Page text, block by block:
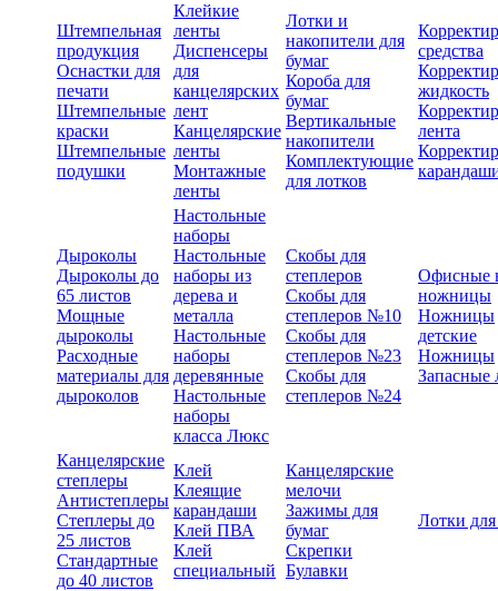
Штемпельная
продукция
Оснастки для
печати
Штемпельные
краски
Штемпельные
подушки
Клейкие
ленты
Диспенсеры
для
канцелярских
лент
Канцелярские
ленты
Монтажные
ленты
Лотки и
накопители для
бумаг
Короба для
бумаг
Вертикальные
накопители
Комплектующие
для лотков
средства
жидкость
лента
Дыроколы
Дыроколы до
65 листов
Мощные
дыроколы
Расходные
материалы для
дыроколов
Настольные
наборы
Настольные
наборы из
дерева и
металла
Настольные
наборы
деревянные
Настольные
наборы
класса Люкс
Скобы для
степлеров
Скобы для
степлеров №10
Скобы для
степлеров №23
Скобы для
степлеров №24
Офисные
ножницы
Ножницы
детские
Ножницы
Запасные
Канцелярские
степлеры
Антистеплеры
Степлеры до
25 листов
Стандартные
до 40 листов
Клей
Клеящие
карандаши
Клей ПВА
Клей
специальный
Канцелярские
мелочи
Зажимы для
бумаг
Скрепки
Булавки
Лотки